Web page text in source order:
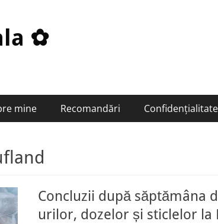
✿
mine Recomandări Confidențialitate
Concluzii după săptămâna
urilor, dozelor și sticlelor la